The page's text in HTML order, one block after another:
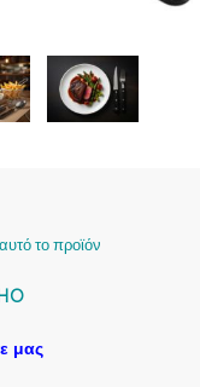
το προϊόν
μας